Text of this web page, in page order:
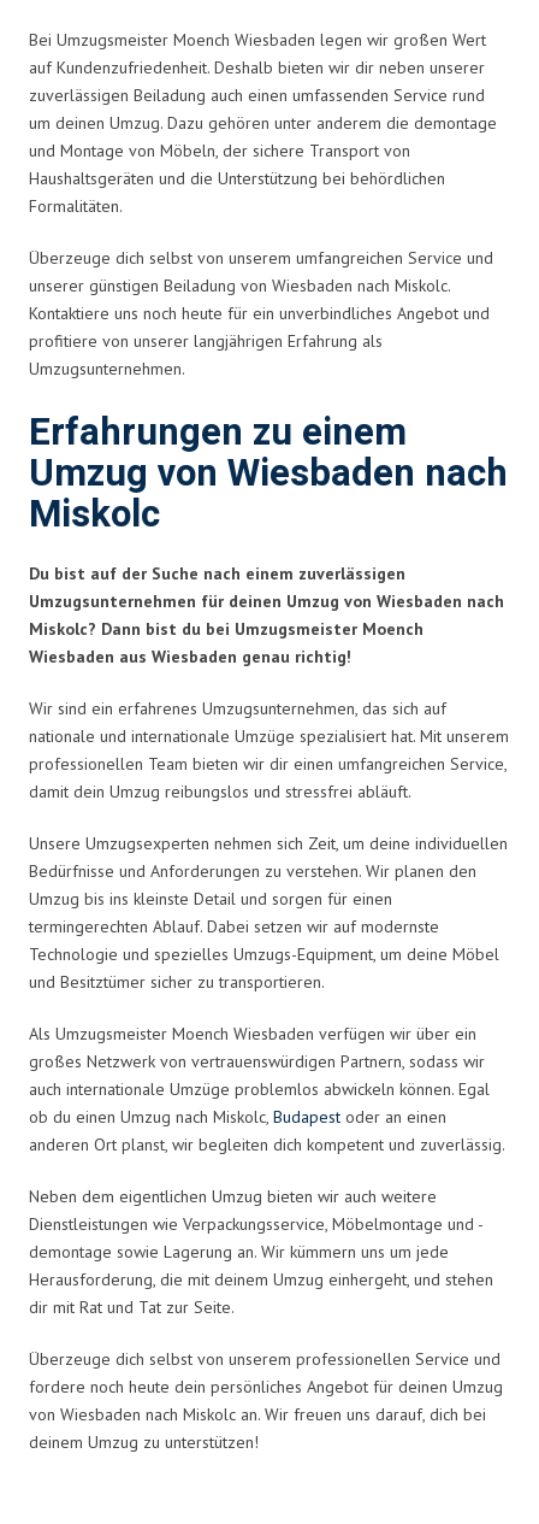
Bei Umzugsmeister Moench Wiesbaden legen wir großen Wert
auf Kundenzufriedenheit. Deshalb bieten wir dir neben unserer
zuverlässigen Beiladung auch einen umfassenden Service rund
um deinen Umzug. Dazu gehören unter anderem die demontage
und Montage von Möbeln, der sichere Transport von
Haushaltsgeräten und die Unterstützung bei behördlichen
Formalitäten.
Überzeuge dich selbst von unserem umfangreichen Service und
unserer günstigen Beiladung von Wiesbaden nach Miskolc.
Kontaktiere uns noch heute für ein unverbindliches Angebot und
profitiere von unserer langjährigen Erfahrung als
Umzugsunternehmen.
Erfahrungen zu einem
Umzug von Wiesbaden nach
Miskolc
Du bist auf der Suche nach einem zuverlässigen
Umzugsunternehmen für deinen Umzug von Wiesbaden nach
Miskolc? Dann bist du bei Umzugsmeister Moench
Wiesbaden aus Wiesbaden genau richtig!
Wir sind ein erfahrenes Umzugsunternehmen, das sich auf
nationale und internationale Umzüge spezialisiert hat. Mit unserem
professionellen Team bieten wir dir einen umfangreichen Service,
damit dein Umzug reibungslos und stressfrei abläuft.
Unsere Umzugsexperten nehmen sich Zeit, um deine individuellen
Bedürfnisse und Anforderungen zu verstehen. Wir planen den
Umzug bis ins kleinste Detail und sorgen für einen
termingerechten Ablauf. Dabei setzen wir auf modernste
Technologie und spezielles Umzugs-Equipment, um deine Möbel
und Besitztümer sicher zu transportieren.
Als Umzugsmeister Moench Wiesbaden verfügen wir über ein
großes Netzwerk von vertrauenswürdigen Partnern, sodass wir
auch internationale Umzüge problemlos abwickeln können. Egal
ob du einen Umzug nach Miskolc, Budapest oder an einen
anderen Ort planst, wir begleiten dich kompetent und zuverlässig.
Neben dem eigentlichen Umzug bieten wir auch weitere
Dienstleistungen wie Verpackungsservice, Möbelmontage und -
demontage sowie Lagerung an. Wir kümmern uns um jede
Herausforderung, die mit deinem Umzug einhergeht, und stehen
dir mit Rat und Tat zur Seite.
Überzeuge dich selbst von unserem professionellen Service und
fordere noch heute dein persönliches Angebot für deinen Umzug
von Wiesbaden nach Miskolc an. Wir freuen uns darauf, dich bei
deinem Umzug zu unterstützen!